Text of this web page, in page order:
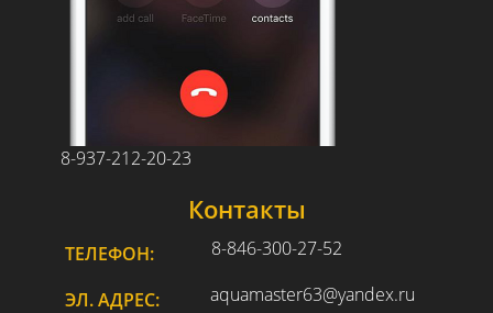
8-937-212-20-23
Контакты
ТЕЛЕФОН: 8-846-300-27-52
ЭЛ. АДРЕС: aquamaster63@yandex.ru